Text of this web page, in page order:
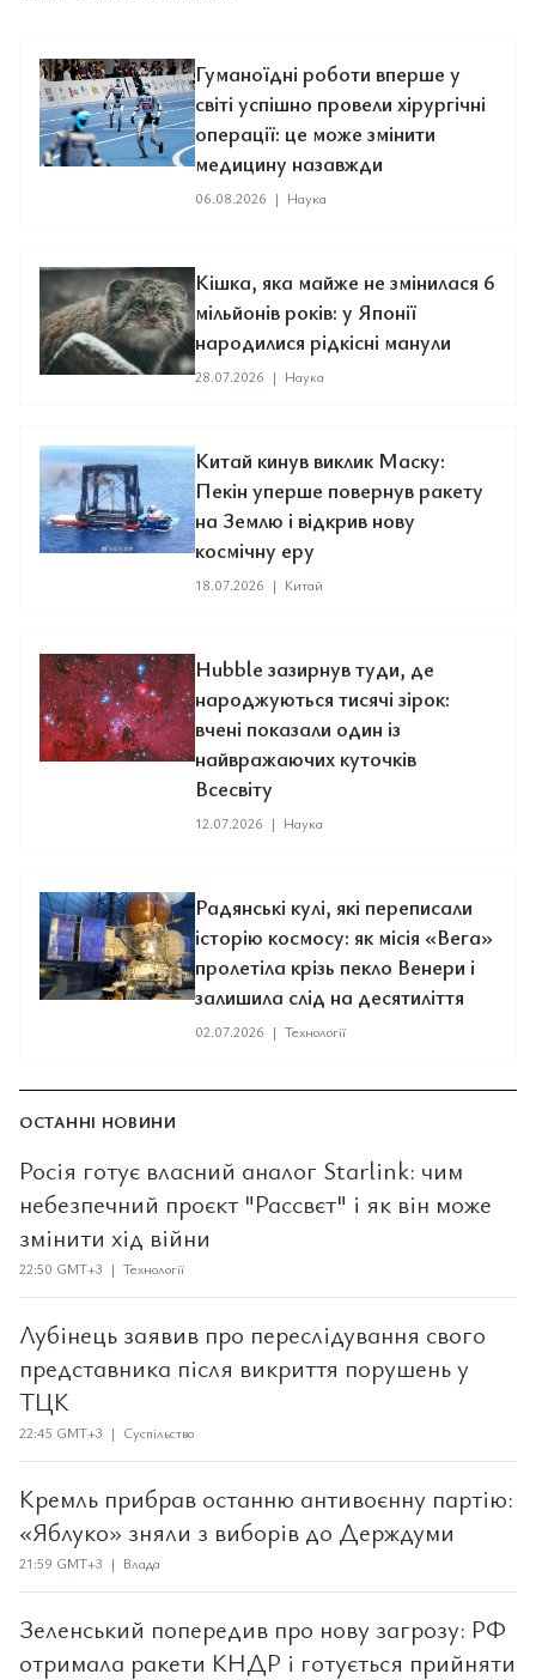
Гуманоїдні роботи вперше у
світі успішно провели хірургічні
операції: це може змінити
медицину назавжди
06.08.2026 | Наука
Кішка, яка майже не змінилася 6
мільйонів років: у Японії
народилися рідкісні манули
28.07.2026 | Наука
Китай кинув виклик Маску:
Пекін уперше повернув ракету
на Землю і відкрив нову
космічну еру
18.07.2026 | Китай
Hubble зазирнув туди, де
народжуються тисячі зірок:
вчені показали один із
найвражаючих куточків
Всесвіту
12.07.2026 | Наука
Радянські кулі, які переписали
історію космосу: як місія «Вега»
пролетіла крізь пекло Венери і
залишила слід на десятиліття
02.07.2026 | Технології
ОСТАННІ НОВИНИ
Росія готує власний аналог Starlink: чим
небезпечний проєкт "Рассвєт" і як він може
змінити хід війни
22:50 GMT+3 | Технології
Лубінець заявив про переслідування свого
представника після викриття порушень у
ТЦК
22:45 GMT+3 | Суспільство
Кремль прибрав останню антивоєнну партію:
«Яблуко» зняли з виборів до Держдуми
21:59 GMT+3 | Влада
Зеленський попередив про нову загрозу: РФ
отримала ракети КНДР і готується прийняти